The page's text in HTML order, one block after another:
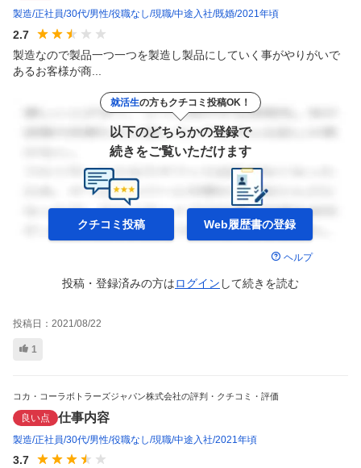
製造 正社員 30代 男性 役職なし 現職 中途入社 既婚 2021年頃
2.7
製造なので製品一つ一つを製造し製品にしていく事がやりがいで
あるお客様が商...
就活生の方もクチコミ投稿OK！
以下のどちらかの登録で
続きをご覧いただけます
クチコミ投稿 Web履歴書の登録
ヘルプ
投稿・登録済みの方はログイン して続きを読む
投稿日： 2021/08/22
1
コカ・コーラボトラーズジャパン株式会社の評判・クチコミ・評価
良い点 仕事内容
製造 正社員 30代 男性 役職なし 現職 中途入社 2021年頃
3.7